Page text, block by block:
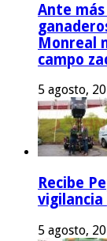
Ante
Monreal
campo
5 agosto,
Recibe
vigilancia
5 agosto,